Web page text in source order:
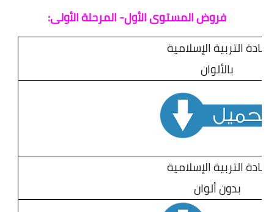
فروض المستوى الأول- المرحلة الأولى:
مادة التربية الإسلامية
بالألوان
مادة التربية الإسلامية
بدون ألوان